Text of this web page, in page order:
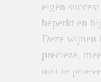
eigen
beperkt en
Deze wijnen
precieze,
ooit te